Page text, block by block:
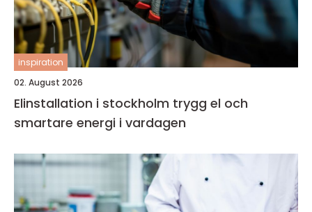
inspiration
02. August 2026
Elinstallation i stockholm trygg el och
smartare energi i vardagen